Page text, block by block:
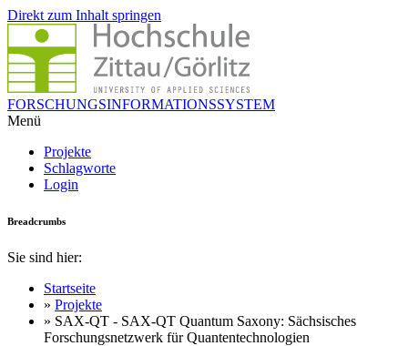
Direkt zum Inhalt springen
FORSCHUNGSINFORMATIONSSYSTEM
Menü
Projekte
Schlagworte
Login
Breadcrumbs
Sie sind hier:
Startseite
» Projekte
» SAX-QT - SAX-QT Quantum Saxony: Sächsisches
Forschungsnetzwerk für Quantentechnologien